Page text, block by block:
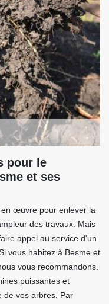
pour le
et ses
œuvre pour enlever la
des travaux. Mais
appel au service d'un
vous habitez à Besme et
vous recommandons.
puissantes et
de vos arbres. Par